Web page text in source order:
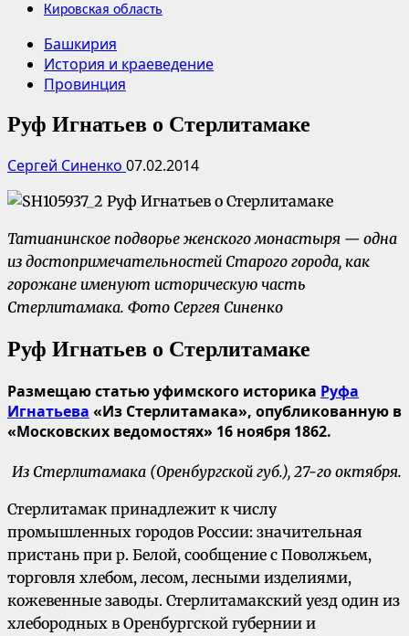
Кировская область
Башкирия
История и краеведение
Провинция
Руф Игнатьев о Стерлитамаке
Сергей Синенко 07.02.2014
Татианинское подворье женского монастыря — одна
из достопримечательностей Старого города, как
горожане именуют историческую часть
Стерлитамака. Фото Сергея Синенко
Руф Игнатьев о Стерлитамаке
Размещаю статью уфимского историка Руфа
Игнатьева «Из Стерлитамака», опубликованную в
«Московских ведомостях» 16 ноября 1862.
Из Стерлитамака (Оренбургской губ.), 27-го октября.
Стерлитамак принадлежит к числу
промышленных городов России: значительная
пристань при р. Белой, сообщение с Поволжьем,
торговля хлебом, лесом, лесными изделиями,
кожевенные заводы. Стерлитамакский уезд один из
хлебородных в Оренбургской губернии и